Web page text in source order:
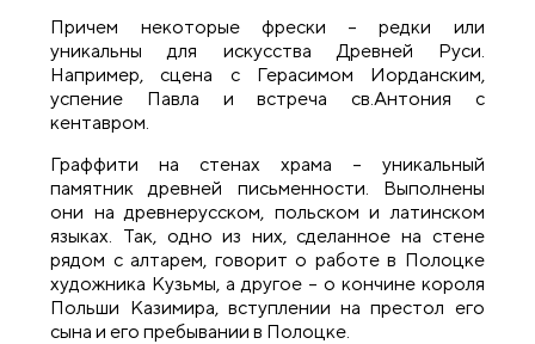
Причем некоторые фрески – редки или
уникальны для искусства Древней Руси.
Например, сцена с Герасимом Иорданским,
успение Павла и встреча св.Антония с
кентавром.
Граффити на стенах храма – уникальный
памятник древней письменности. Выполнены
они на древнерусском, польском и латинском
языках. Так, одно из них, сделанное на стене
рядом с алтарем, говорит о работе в Полоцке
художника Кузьмы, а другое – о кончине короля
Польши Казимира, вступлении на престол его
сына и его пребывании в Полоцке.